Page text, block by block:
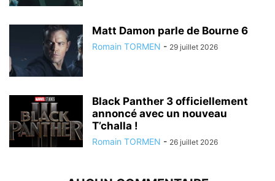
Matt Damon parle de Bourne 6
Romain TORMEN - 29 juillet 2026
Black Panther 3 officiellement
annoncé avec un nouveau
T’challa !
Romain TORMEN - 26 juillet 2026